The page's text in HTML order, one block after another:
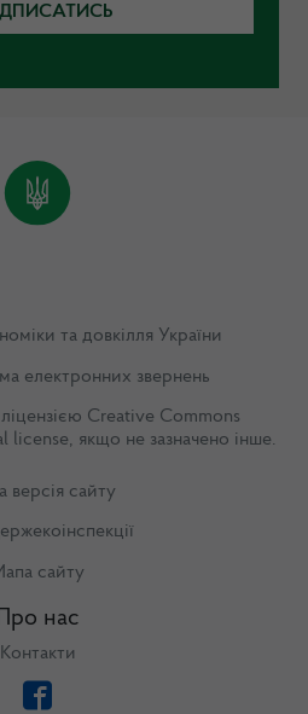
та довкілля України
електронних звернень
Creative Commons
license, якщо не зазначено інше.
версія сайту
сайту
Про нас
Контакти